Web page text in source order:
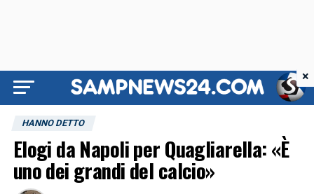
HANNO DETTO
Elogi da Napoli per Quagliarella: «È
uno dei grandi del calcio»
×